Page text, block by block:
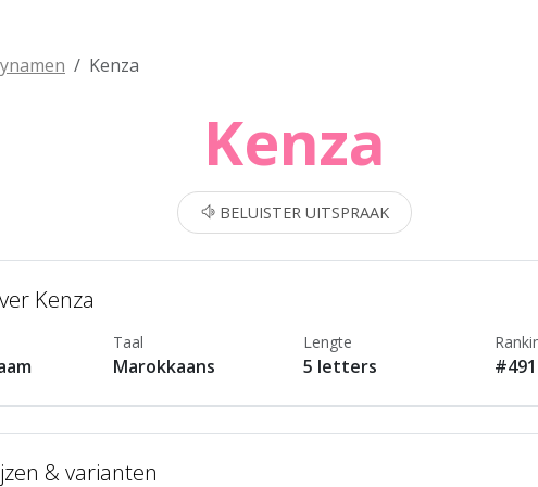
Kenza
Kenza
BELUISTER UITSPRAAK
Kenza
Taal
Marokkaans
Lengte
5 letters
& varianten